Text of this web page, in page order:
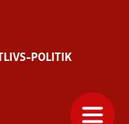
POLITIK